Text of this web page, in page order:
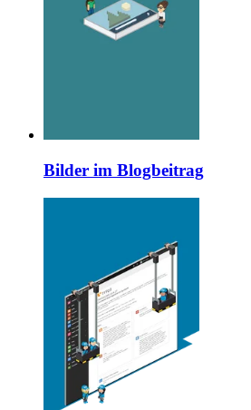
Bilder im Blogbeitrag